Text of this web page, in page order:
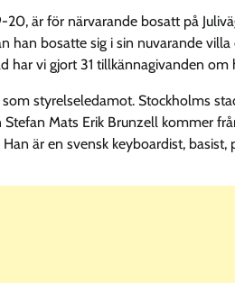
är för närvarande bosatt på
han bosatte sig i sin nuvarande
har vi gjort 31 tillkännagivanden om
styrelseledamot. Stockholms
Mats Erik Brunzell kommer
är en svensk keyboardist,